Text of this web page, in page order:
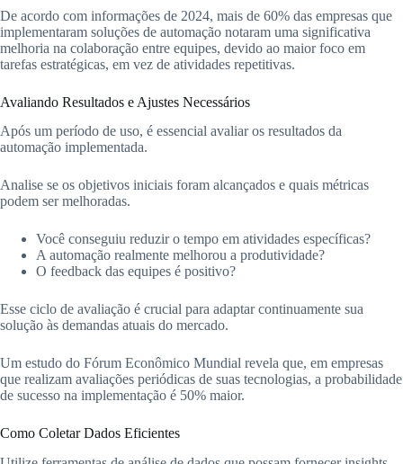
De acordo com informações de 2024, mais de 60% das empresas que
implementaram soluções de automação notaram uma significativa
melhoria na colaboração entre equipes, devido ao maior foco em
tarefas estratégicas, em vez de atividades repetitivas.
Avaliando Resultados e Ajustes Necessários
Após um período de uso, é essencial avaliar os resultados da
automação implementada.
Analise se os objetivos iniciais foram alcançados e quais métricas
podem ser melhoradas.
Você conseguiu reduzir o tempo em atividades específicas?
A automação realmente melhorou a produtividade?
O feedback das equipes é positivo?
Esse ciclo de avaliação é crucial para adaptar continuamente sua
solução às demandas atuais do mercado.
Um estudo do Fórum Econômico Mundial revela que, em empresas
que realizam avaliações periódicas de suas tecnologias, a probabilidade
de sucesso na implementação é 50% maior.
Como Coletar Dados Eficientes